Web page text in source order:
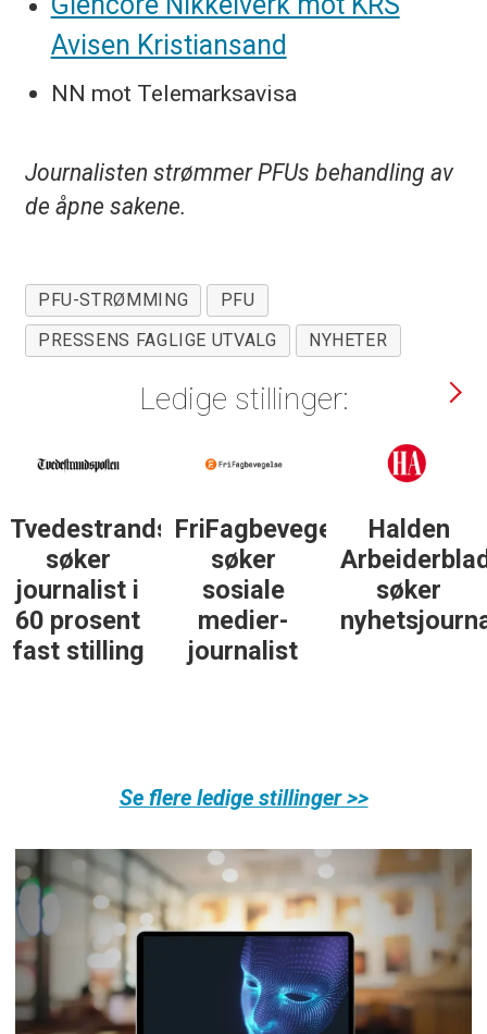
Avisen Kristiansand
NN mot Telemarksavisa
Journalisten strømmer PFUs behandling av
de åpne sakene.
PFU-STRØMMING
PFU
PRESSENS FAGLIGE UTVALG
NYHETER
Ledige stillinger:
Tvedestrandsposten
søker
journalist i
60 prosent
fast stilling
FriFagbevegelse
søker
sosiale
medier-
journalist
Halden
søker
Se flere ledige stillinger >>